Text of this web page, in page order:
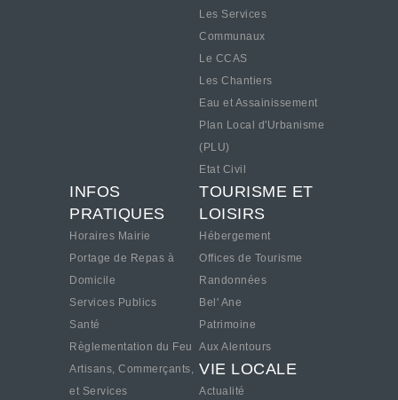
Les Services
Communaux
Le CCAS
Les Chantiers
Eau et Assainissement
Plan Local d'Urbanisme
(PLU)
Etat Civil
INFOS
PRATIQUES
Horaires Mairie
Portage de Repas à
Domicile
Services Publics
Santé
Règlementation du Feu
Artisans, Commerçants,
et Services
TOURISME ET
LOISIRS
Hébergement
Offices de Tourisme
Randonnées
Bel' Ane
Patrimoine
Aux Alentours
VIE LOCALE
Actualité